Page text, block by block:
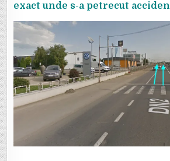
exact unde s-a petrecut